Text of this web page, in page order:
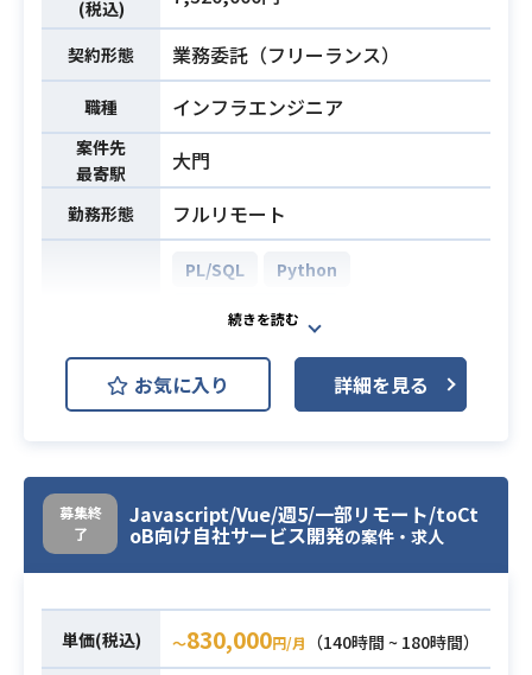
業務内容
・ユーザビリティを高めるUI/UXの検
討、実現
・機能拡張や改善がしやすい設計や
技術の検討、導入
・バックエンドエンジニアと連携し
最適な開発プロセスの実行
【開発環境】
- PHP, Ruby, Golang, JavaScript
- Codeigniter, Ruby on Rails, Back
- Amazon RDS （Aurora）, Amazon
ElastiCache （Redis）
- Docker, CircleCI, Kubernetes
- GitHub, JIRA
必須スキル
・Webフロントエンド実務経験3年以
上（HTML/CSS/JavaScript）
発経験
・アーキテクチャ設計の経験
(税込)
契約形態 業務委託（フリーランス）
職種 インフラエンジニア
案件先
最寄駅
大門
勤務形態 フルリモート
開発環境
PL/SQL
Python
Oracle Database
AWS (Amazon Web Services)
AWS EC2 (Amazon EC2)
AWS RDS (Amazon RDS)
IBM
OracleDB、VB.NETのクライアント
アプリケーションの移行/改修になり
自社オンプレ基幹システム大小含め8
システム中6システムのAWS移行に伴
お気に入り 詳細を見る
募集終
了
Javascript/Vue/週5/一部リモート/toCt
oB向け自社サービス開発の案件・求人
単価(税込) 〜830,000円/月
（140時間 ~ 180時間）